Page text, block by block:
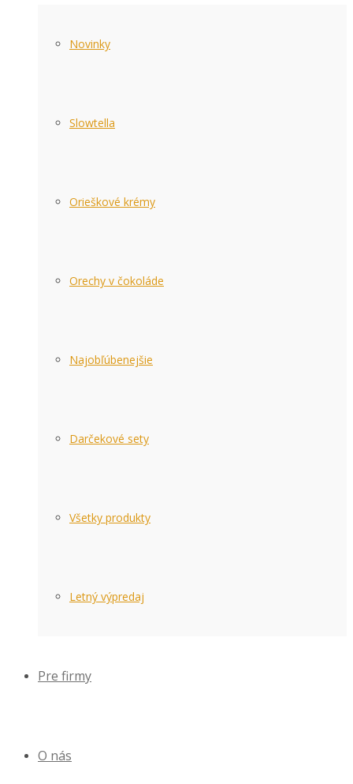
Novinky
Slowtella
Orieškové krémy
Orechy v čokoláde
Najobľúbenejšie
Darčekové sety
Všetky produkty
Letný výpredaj
Pre firmy
O nás